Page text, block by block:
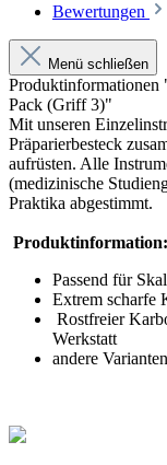
Bewertungen
Menü schließen
Produktinformationen
Pack (Griff 3)"
Mit unseren
Präparierbesteck
aufrüsten. Alle
(medizinische
Praktika abgestimmt.
Produktinformation:
Passend für
Extrem scharfe
Rostfreier
Werkstatt
andere